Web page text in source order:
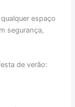
espaço
segurança,
de verão: